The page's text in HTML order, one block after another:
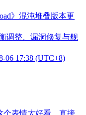
》混沌堆叠版本更
调整、漏洞修复与舰
06 17:38 (UTC+8)
个表情太好看，直接